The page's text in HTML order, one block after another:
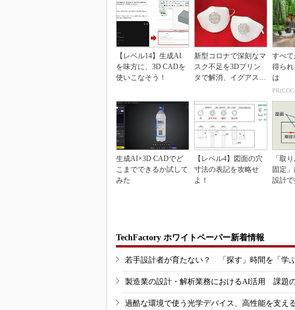
【レベル14】生成AI
を味方に、3D CADを
使いこなそう！
新型コロナで深刻なマ
スク不足を3Dプリン
タで解消、イグアスが
すべ
得られ
は
生成AI×3D CADでど
こまでできるか試して
みた
【レベル4】図面の穴
寸法の表記を攻略せ
よ！
「取
固定
設計
TechFactory ホワイトペーパー新着情報
若手設計者が育たない？ 「探す」時間を「学
製造業の設計・解析業務におけるAI活用 課題
過酷な環境で使う光学デバイス、高性能を支え